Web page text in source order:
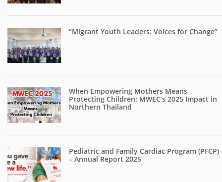
“Migrant Youth Leaders: Voices for Change”
When Empowering Mothers Means
Protecting Children: MWEC’s 2025 Impact in
Northern Thailand
Pediatric and Family Cardiac Program (PFCP)
– Annual Report 2025